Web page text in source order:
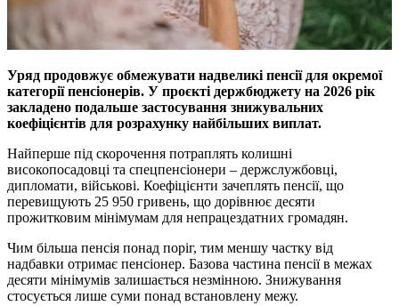
Уряд продовжує обмежувати надвеликі пенсії для окремої
категорії пенсіонерів. У проєкті держбюджету на 2026 рік
закладено подальше застосування знижувальних
коефіцієнтів для розрахунку найбільших виплат.
Найперше під скорочення потраплять колишні
високопосадовці та спецпенсіонери – держслужбовці,
дипломати, військові. Коефіцієнти зачеплять пенсії, що
перевищують 25 950 гривень, що дорівнює десяти
прожитковим мінімумам для непрацездатних громадян.
Чим більша пенсія понад поріг, тим меншу частку від
надбавки отримає пенсіонер. Базова частина пенсії в межах
десяти мінімумів залишається незмінною. Знижування
стосується лише суми понад встановлену межу.